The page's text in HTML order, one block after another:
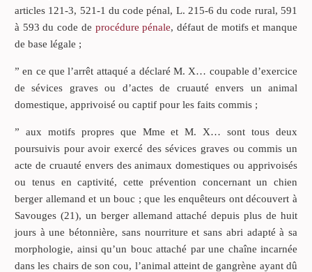
articles 121-3, 521-1 du code pénal, L. 215-6 du code rural, 591
à 593 du code de procédure pénale, défaut de motifs et manque
de base légale ;
” en ce que l’arrêt attaqué a déclaré M. X… coupable d’exercice
de sévices graves ou d’actes de cruauté envers un animal
domestique, apprivoisé ou captif pour les faits commis ;
” aux motifs propres que Mme et M. X… sont tous deux
poursuivis pour avoir exercé des sévices graves ou commis un
acte de cruauté envers des animaux domestiques ou apprivoisés
ou tenus en captivité, cette prévention concernant un chien
berger allemand et un bouc ; que les enquêteurs ont découvert à
Savouges (21), un berger allemand attaché depuis plus de huit
jours à une bétonnière, sans nourriture et sans abri adapté à sa
morphologie, ainsi qu’un bouc attaché par une chaîne incarnée
dans les chairs de son cou, l’animal atteint de gangrène ayant dû